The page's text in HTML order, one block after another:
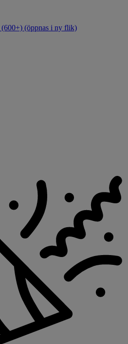
(600+) (öppnas i ny flik)